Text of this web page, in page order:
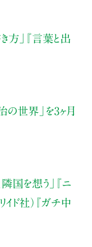
方」
『言葉と出
の世界」を3ヶ月
国を想う」
『ニ
ド社） 『ガチ中